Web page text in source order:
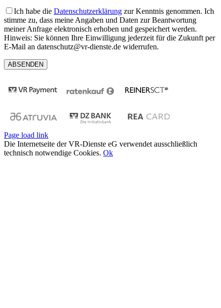
Ich habe die Datenschutzerklärung zur Kenntnis genommen. Ich
stimme zu, dass meine Angaben und Daten zur Beantwortung
meiner Anfrage elektronisch erhoben und gespeichert werden.
Hinweis: Sie können Ihre Einwilligung jederzeit für die Zukunft per
E-Mail an datenschutz@vr-dienste.de widerrufen.
Page load link
Die Internetseite der VR-Dienste eG verwendet ausschließlich
technisch notwendige Cookies. Ok